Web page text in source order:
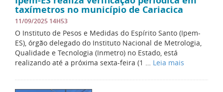
taxímetros no município de Cariacica
11/09/2025 14H53
O Instituto de Pesos e Medidas do Espírito Santo (Ipem-
ES), órgão delegado do Instituto Nacional de Metrologia,
Qualidade e Tecnologia (Inmetro) no Estado, está
realizando até a próxima sexta-feira (1 … Leia mais